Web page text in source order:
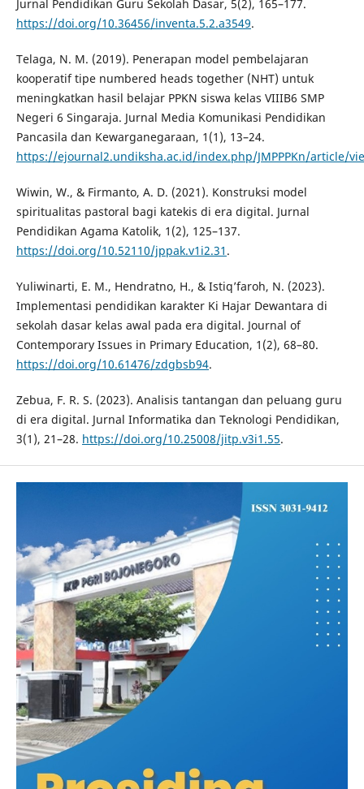
Jurnal Pendidikan Guru Sekolah Dasar, 5(2), 165–177.
https://doi.org/10.36456/inventa.5.2.a3549.
Telaga, N. M. (2019). Penerapan model pembelajaran
kooperatif tipe numbered heads together (NHT) untuk
meningkatkan hasil belajar PPKN siswa kelas VIIIB6 SMP
Negeri 6 Singaraja. Jurnal Media Komunikasi Pendidikan
Pancasila dan Kewarganegaraan, 1(1), 13–24.
https://ejournal2.undiksha.ac.id/index.php/JMPPPKn/article/
Wiwin, W., & Firmanto, A. D. (2021). Konstruksi model
spiritualitas pastoral bagi katekis di era digital. Jurnal
Pendidikan Agama Katolik, 1(2), 125–137.
https://doi.org/10.52110/jppak.v1i2.31 .
Yuliwinarti, E. M., Hendratno, H., & Istiq’faroh, N. (2023).
Implementasi pendidikan karakter Ki Hajar Dewantara di
sekolah dasar kelas awal pada era digital. Journal of
Contemporary Issues in Primary Education, 1(2), 68–80.
https://doi.org/10.61476/zdgbsb94.
Zebua, F. R. S. (2023). Analisis tantangan dan peluang guru
di era digital. Jurnal Informatika dan Teknologi Pendidikan,
3(1), 21–28. https://doi.org/10.25008/jitp.v3i1.55.